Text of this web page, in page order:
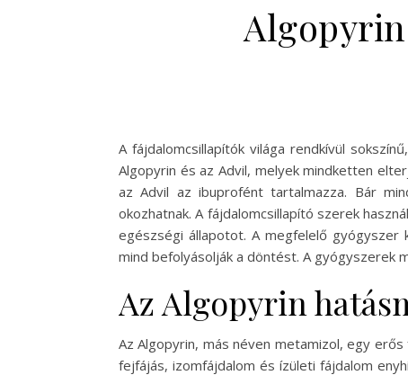
A fájdalomcsillapítók világa rendkívül
Algopyrin és az Advil, melyek mindketten
az Advil az ibuprofént tartalmazza. Bár
okozhatnak. A fájdalomcsillapító szerek
egészségi állapotot. A megfelelő gyógyszer
mind befolyásolják a döntést. A gyógyszerek
Az Algopyrin
Az Algopyrin, más néven metamizol, egy
fejfájás, izomfájdalom és ízületi fájdalom